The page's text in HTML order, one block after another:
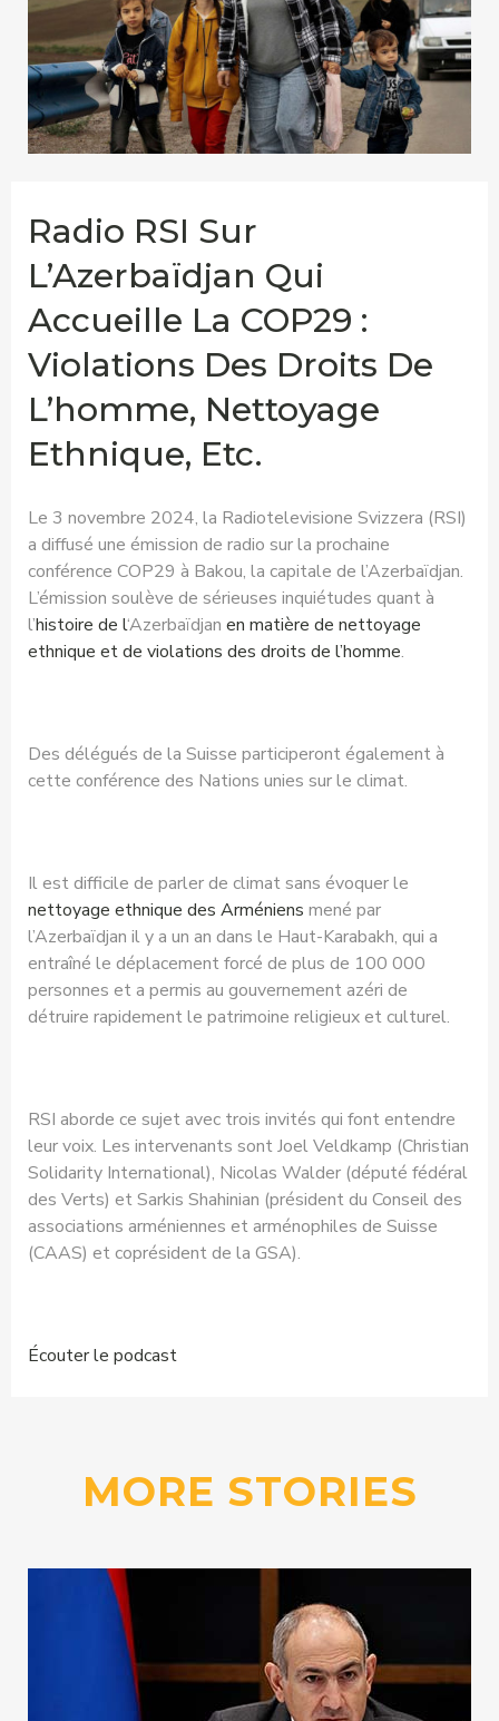
Radio RSI Sur
L’Azerbaïdjan Qui
Accueille La COP29 :
Violations Des Droits De
L’homme, Nettoyage
Ethnique, Etc.
Le 3 novembre 2024, la Radiotelevisione Svizzera (RSI)
a diffusé une émission de radio sur la prochaine
conférence COP29 à Bakou, la capitale de l’Azerbaïdjan.
L’émission soulève de sérieuses inquiétudes quant à
l’histoire de l‘Azerbaïdjan en matière de nettoyage
ethnique et de violations des droits de l’homme.
Des délégués de la Suisse participeront également à
cette conférence des Nations unies sur le climat.
Il est difficile de parler de climat sans évoquer le
nettoyage ethnique des Arméniens mené par
l’Azerbaïdjan il y a un an dans le Haut-Karabakh, qui a
entraîné le déplacement forcé de plus de 100 000
personnes et a permis au gouvernement azéri de
détruire rapidement le patrimoine religieux et culturel.
RSI aborde ce sujet avec trois invités qui font entendre
leur voix. Les intervenants sont Joel Veldkamp (Christian
Solidarity International), Nicolas Walder (député fédéral
des Verts) et Sarkis Shahinian (président du Conseil des
associations arméniennes et arménophiles de Suisse
(CAAS) et coprésident de la GSA).
Écouter le podcast
MORE STORIES